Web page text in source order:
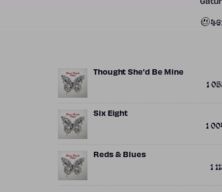
Thought She'd Be Mine
1
Six Eight
1
Reds & Blues
1